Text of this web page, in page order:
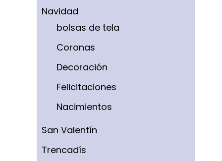
Navidad
bolsas de tela
Coronas
Decoración
Felicitaciones
Nacimientos
San Valentín
Trencadís